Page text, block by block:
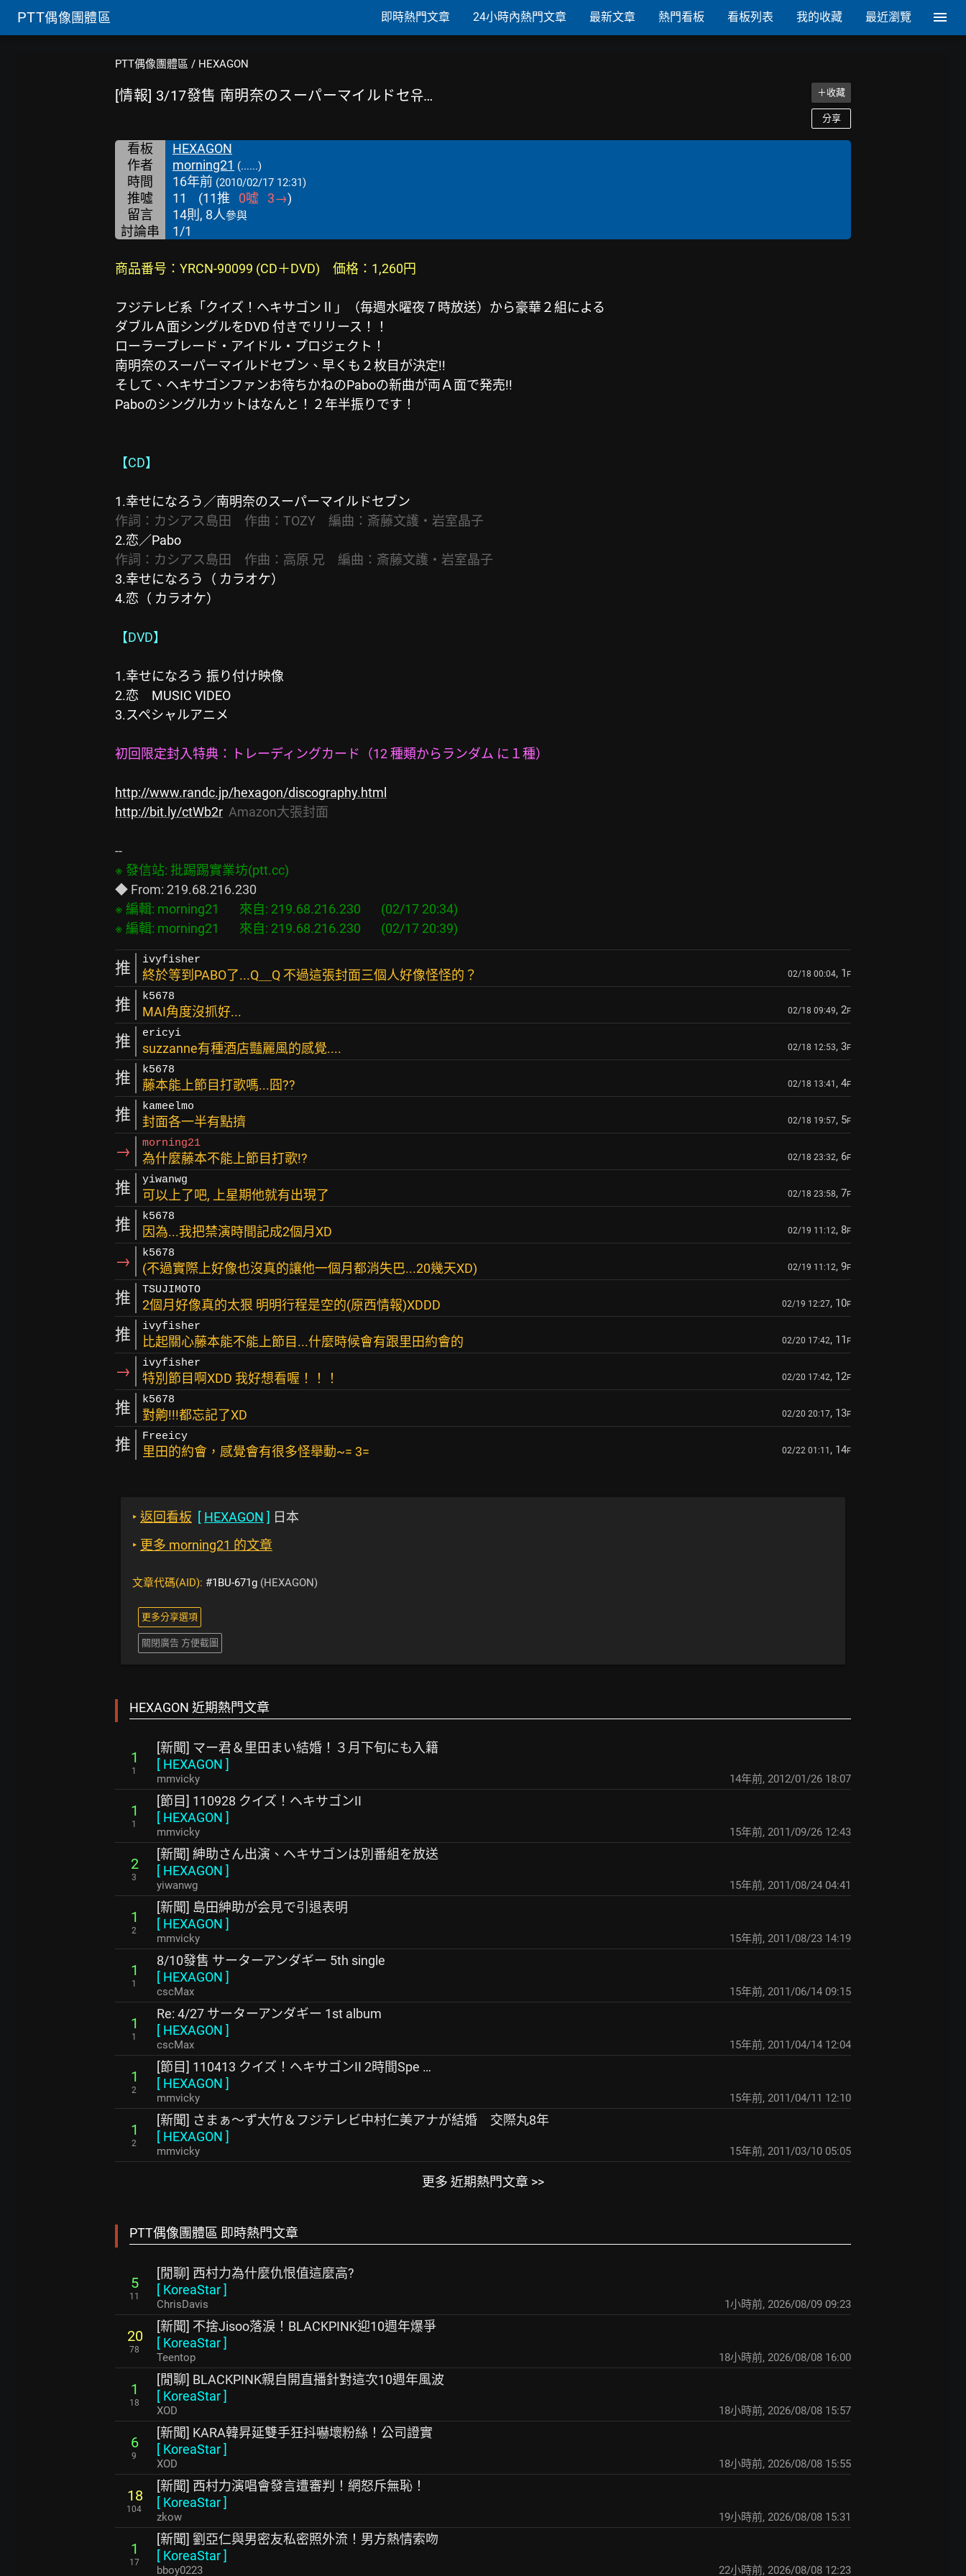
PTT偶像團體區 即時熱門文章 24小時內熱門文章 最新文章 熱門看板 看板列表 我的收藏 最近瀏覽
PTT偶像團體區 / HEXAGON
[情報] 3/17發售 南明奈のスーパーマイルドセ유… ＋收藏
分享
看板
HEXAGON
作者
morning21 (......)
時間 16年前 (2010/02/17 12:31)
推噓 11 (11推 0噓 3→)
留言
14則, 8人參與
討論串 1/1
商品番号：YRCN-90099 (CD＋DVD)　価格：1,260円
フジテレビ系「クイズ！ヘキサゴンⅡ」（毎週水曜夜７時放送）から豪華２組による
ダブルＡ面シングルをDVD 付きでリリース！！
ローラーブレード・アイドル・プロジェクト！
南明奈のスーパーマイルドセブン、早くも２枚目が決定!!
そして、ヘキサゴンファンお待ちかねのPaboの新曲が両Ａ面で発売!!
Paboのシングルカットはなんと！２年半振りです！
【CD】
1.幸せになろう／南明奈のスーパーマイルドセブン
作詞：カシアス島田　作曲：TOZY　編曲：斎藤文護・岩室晶子
2.恋／Pabo
作詞：カシアス島田　作曲：高原 兄　編曲：斎藤文護・岩室晶子
3.幸せになろう（ カラオケ）
4.恋（ カラオケ）
【DVD】
1.幸せになろう 振り付け映像
2.恋　MUSIC VIDEO
3.スペシャルアニメ
初回限定封入特典：トレーディングカード（12 種類からランダム に１種）
http://www.randc.jp/hexagon/discography.html
http://bit.ly/ctWb2r Amazon大張封面
※ 編輯: morning21       來自: 219.68.216.230       (02/17 20:34)
推 ivyfisher
終於等到PABO了...Q＿Q 不過這張封面三個人好像怪怪的？ 02/18 00:04, 1 F
推 k5678
MAI角度沒抓好... 02/18 09:49, 2F
推 ericyi
suzzanne有種酒店豔麗風的感覺.... 02/18 12:53, 3F
推 k5678
藤本能上節目打歌嗎...囧?? 02/18 13:41 , 4F
推 kameelmo
封面各一半有點擠 02/18 19:57, 5F
→ morning21
為什麼藤本不能上節目打歌!? 02/18 23:32, 6F
推 yiwanwg
可以上了吧, 上星期他就有出現了 02/18 23:58, 7F
推 k5678
因為...我把禁演時間記成2個月XD 02/19 11:12, 8F
→ k5678
(不過實際上好像也沒真的讓他一個月都消失巴...20幾天XD) 02/19 11:12, 9F
推 TSUJIMOTO
2個月好像真的太狠 明明行程是空的(原西情報)XDDD 02/19 12:27, 10F
推 ivyfisher
比起關心藤本能不能上節目...什麼時候會有跟里田約會的 02/20 17:42, 11 F
→ ivyfisher
特別節目啊XDD 我好想看喔！！！ 02/20 17:42, 12F
推 k5678
對齁!!!都忘記了XD 02/20 20:17, 13F
推 Freeicy
里田的約會，感覺會有很多怪舉動~= 3= 02/22 01:11 , 14F
‣ 返回看板 [ HEXAGON ] 日本
‣ 更多 morning21 的文章
文章代碼(AID): #1BU-671g (HEXAGON)
更多分享選項
關閉廣告 方便截圖
HEXAGON 近期熱門文章
1
1
[新聞] マー君＆里田まい結婚！３月下旬にも入籍
[ HEXAGON ]
mmvicky 14年前, 2012/01/26 18:07
1
1
[節目] 110928 クイズ！ヘキサゴンII
[ HEXAGON ]
mmvicky 15年前, 2011/09/26 12:43
2
3
[新聞] 紳助さん出演、ヘキサゴンは別番組を放送
[ HEXAGON ]
yiwanwg 15年前, 2011/08/24 04:41
1
2
[新聞] 島田紳助が会見で引退表明
[ HEXAGON ]
mmvicky 15年前, 2011/08/23 14:19
1
1
8/10發售 サーターアンダギー 5th single
[ HEXAGON ]
cscMax 15年前, 2011/06/14 09:15
1
1
Re: 4/27 サーターアンダギー 1st album
[ HEXAGON ]
cscMax 15年前, 2011/04/14 12:04
1
2
[節目] 110413 クイズ！ヘキサゴンII 2時間Spe …
[ HEXAGON ]
mmvicky 15年前, 2011/04/11 12:10
1
2
[新聞] さまぁ～ず大竹＆フジテレビ中村仁美アナが結婚 交際丸8年
[ HEXAGON ]
mmvicky 15年前, 2011/03/10 05:05
更多 近期熱門文章 >>
PTT偶像團體區 即時熱門文章
5
11
[閒聊] 西村力為什麼仇恨值這麼高?
[ KoreaStar]
ChrisDavis 1小時前, 2026/08/09 09:23
20
78
[新聞] 不捨Jisoo落淚！BLACKPINK迎10週年爆爭
[ KoreaStar]
Teentop 18小時前, 2026/08/08 16:00
1
18
[閒聊] BLACKPINK親自開直播針對這次10週年風波
[ KoreaStar]
XOD 18小時前, 2026/08/08 15:57
6
9
[新聞] KARA韓昇延雙手狂抖嚇壞粉絲！公司證實
[ KoreaStar]
XOD 18小時前, 2026/08/08 15:55
18
104
[新聞] 西村力演唱會發言遭審判！網怒斥無恥！
[ KoreaStar]
zkow 19小時前, 2026/08/08 15:31
1
17
[新聞] 劉亞仁與男密友私密照外流！男方熱情索吻
[ KoreaStar]
bboy0223 22小時前, 2026/08/08 12:23